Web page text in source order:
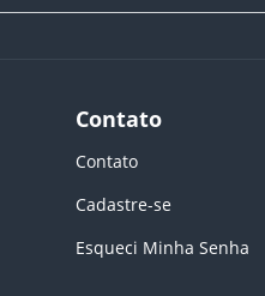
Contato
Contato
Cadastre-se
Esqueci Minha Senha